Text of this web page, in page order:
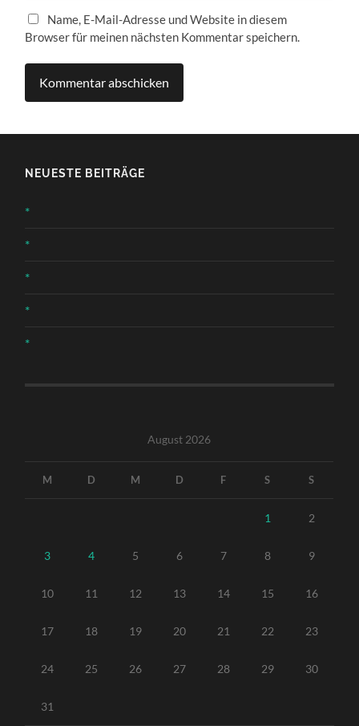
Name, E-Mail-Adresse und Website in diesem
Browser für meinen nächsten Kommentar speichern.
NEUESTE BEITRÄGE
*
*
*
*
*
August 2026
M D M D F S S
1 2
3 4 5 6 7 8 9
10 11 12 13 14 15 16
17 18 19 20 21 22 23
24 25 26 27 28 29 30
31